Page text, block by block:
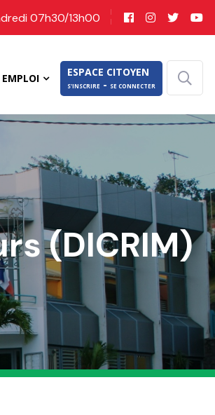
07h30/13h00
ESPACE CITOYEN
S'INSCRIRE - SE CONNECTER
(DICRIM)